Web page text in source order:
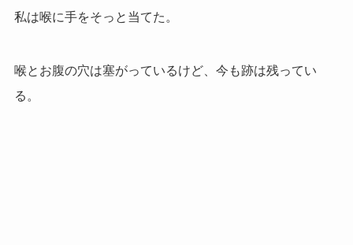
私は喉に手をそっと当てた。
喉とお腹の穴は塞がっているけど、今も跡は残ってい
る。